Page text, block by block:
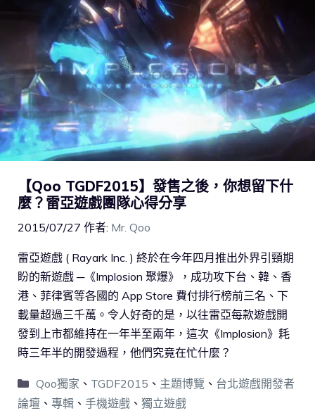
【Qoo TGDF2015】發售之後，你想留下什
麼？雷亞遊戲團隊心得分享
2015/07/27 作者: Mr. Qoo
雷亞遊戲 ( Rayark Inc. ) 終於在今年四月推出外界引頸期
盼的新遊戲 ─《Implosion 聚爆》，成功攻下台、韓、香
港、菲律賓等各國的 App Store 費付排行榜前三名、下
載量超過三千萬。令人好奇的是，以往雷亞每款遊戲開
發到上市都維持在一年半至兩年，這次《Implosion》耗
時三年半的開發過程，他們究竟在忙什麼？
Qoo獨家 、 TGDF2015 、 主題博覽 、 台北遊戲開發者
論壇 、 專輯 、 手機遊戲 、 獨立遊戲